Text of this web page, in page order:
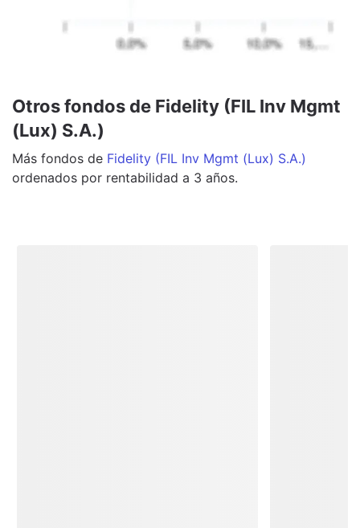
Otros fondos de Fidelity (FIL Inv Mgmt
(Lux) S.A.)
Más fondos de Fidelity (FIL Inv Mgmt (Lux) S.A.)
ordenados por rentabilidad a 3 años.